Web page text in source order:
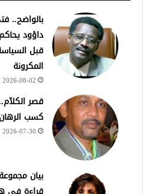
بالواضح..
داؤود
قبل
المكرونة
2026-08-02
قصر
كسب
2026-07-30
بيان